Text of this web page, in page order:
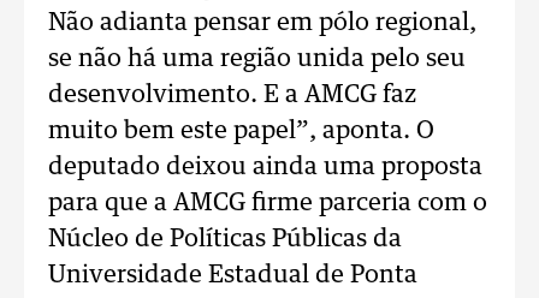
Não adianta pensar em pólo regional,
se não há uma região unida pelo seu
desenvolvimento. E a AMCG faz
muito bem este papel”, aponta. O
deputado deixou ainda uma proposta
para que a AMCG firme parceria com o
Núcleo de Políticas Públicas da
Universidade Estadual de Ponta